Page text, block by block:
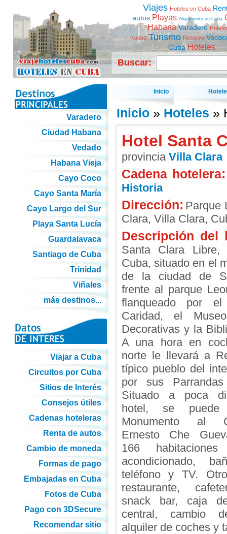
Viajes Hoteles en Cuba
autos Playas Alojamiento en Cuba
Habana Varadero
ciudad Turismo Reserva
Cuba Hoteles
Buscar:
Inicio
Inicio» Hoteles »
Hotel Santa
provincia Villa Clara
Cadena hotelera:
Historia
Dirección: Parque
Clara, Villa Clara,
Descripción del
Santa Clara Libre,
Cuba, situado en el
de la ciudad de
frente al parque
flanqueado por
Caridad, el
Decorativas y la
A una hora en
norte le llevará a
típico pueblo del
por sus Parrandas
Situado a poca
hotel, se
Monumento al
Ernesto Che
166
acondicionado,
teléfono y TV.
restaurante,
snack bar, caja
central, cambio
alquiler de coches y
Varadero
Ciudad Habana
Vedado
Habana Vieja
Cayo Coco
Cayo Santa María
Cayo Largo del Sur
Playa Santa Lucía
Guardalavaca
Santiago de Cuba
Trinidad
Viñales
más destinos...
Viajar a Cuba
Circuitos por Cuba
Sitios de Interés
Consejos útiles
Cadenas hoteleras
Renta de autos
Cambio de moneda
Formas de pago
Embajadas en Cuba
Fotos de Cuba
Pago con 3DSecure
Recomendar sitio